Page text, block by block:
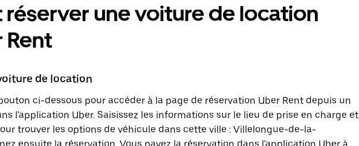
une voiture de location
Rent
de location
ci-dessous pour accéder à la page de réservation Uber Rent depuis un
l'application Uber. Saisissez les informations sur le lieu de prise en charge et
trouver les options de véhicule dans cette ville : Villelongue-de-la-